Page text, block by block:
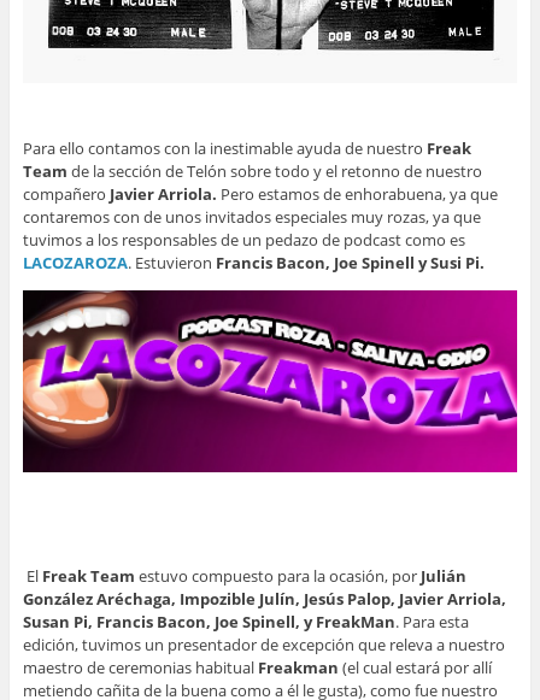
Para ello contamos con la inestimable ayuda de nuestro Freak
Team de la sección de Telón sobre todo y el retonno de nuestro
compañero Javier Arriola. Pero estamos de enhorabuena, ya que
contaremos con de unos invitados especiales muy rozas, ya que
tuvimos a los responsables de un pedazo de podcast como es
LACOZAROZA. Estuvieron Francis Bacon, Joe Spinell y Susi Pi.
El Freak Team estuvo compuesto para la ocasión, por Julián
González Aréchaga, Impozible Julín, Jesús Palop, Javier Arriola,
Susan Pi, Francis Bacon, Joe Spinell, y FreakMan. Para esta
edición, tuvimos un presentador de excepción que releva a nuestro
maestro de ceremonias habitual Freakman (el cual estará por allí
metiendo cañita de la buena como a él le gusta),como fue nuestro